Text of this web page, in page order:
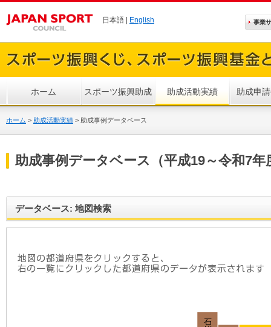
日本語 | English 事業
ホーム スポーツ振興助成 助成活動実績 助成申
ホーム > 助成活動実績 > 助成事例データベース
助成事例データベース（平成19～令和7年
データベース: 地図検索